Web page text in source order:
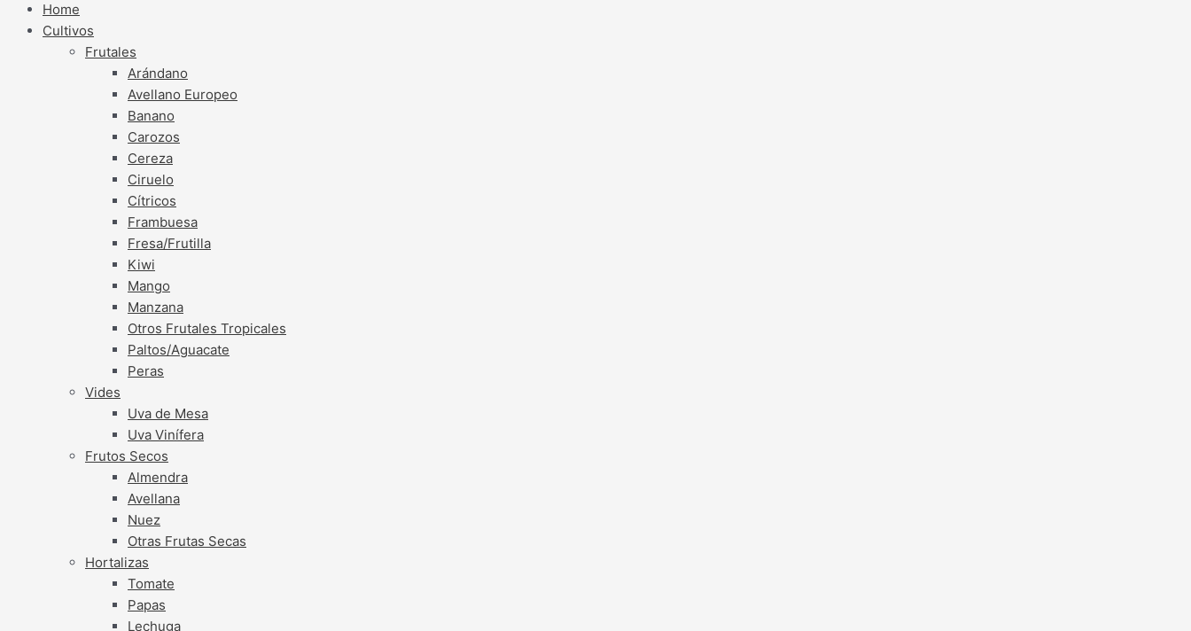
Home
Cultivos
Frutales
Arándano
Avellano Europeo
Banano
Carozos
Cereza
Ciruelo
Cítricos
Frambuesa
Fresa/Frutilla
Kiwi
Mango
Manzana
Otros Frutales Tropicales
Paltos/Aguacate
Peras
Vides
Uva de Mesa
Uva Vinífera
Frutos Secos
Almendra
Avellana
Nuez
Otras Frutas Secas
Hortalizas
Tomate
Papas
Lechuga